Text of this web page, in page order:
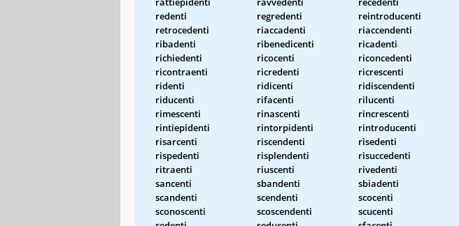
redenti
regredenti reintroducenti
retrocedenti
riaccadenti riaccendenti
ribadenti
ribenedicenti ricadenti
richiedenti
ricocenti riconcedenti
ricontraenti
ricredenti ricrescenti
ridenti
ridicenti ridiscendenti
riducenti
rifacenti rilucenti
rimescenti
rinascenti rincrescenti
rintiepidenti
rintorpidenti rintroducenti
risarcenti
riscendenti risedenti
rispedenti
risplendenti risuccedenti
ritraenti
riuscenti rivedenti
sancenti
sbandenti sbiadenti
scandenti
scendenti scocenti
sconoscenti
scoscendenti scucenti